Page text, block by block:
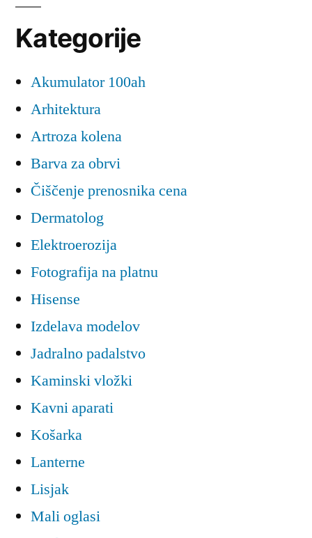
Kategorije
Akumulator 100ah
Arhitektura
Artroza kolena
Barva za obrvi
Čiščenje prenosnika cena
Dermatolog
Elektroerozija
Fotografija na platnu
Hisense
Izdelava modelov
Jadralno padalstvo
Kaminski vložki
Kavni aparati
Košarka
Lanterne
Lisjak
Mali oglasi